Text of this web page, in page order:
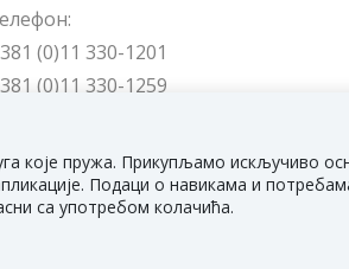
које пружа. Прикупљамо искључиво
Подаци о навикама и
са употребом колачића.
(0)11 330-1201
(0)11 330-1259